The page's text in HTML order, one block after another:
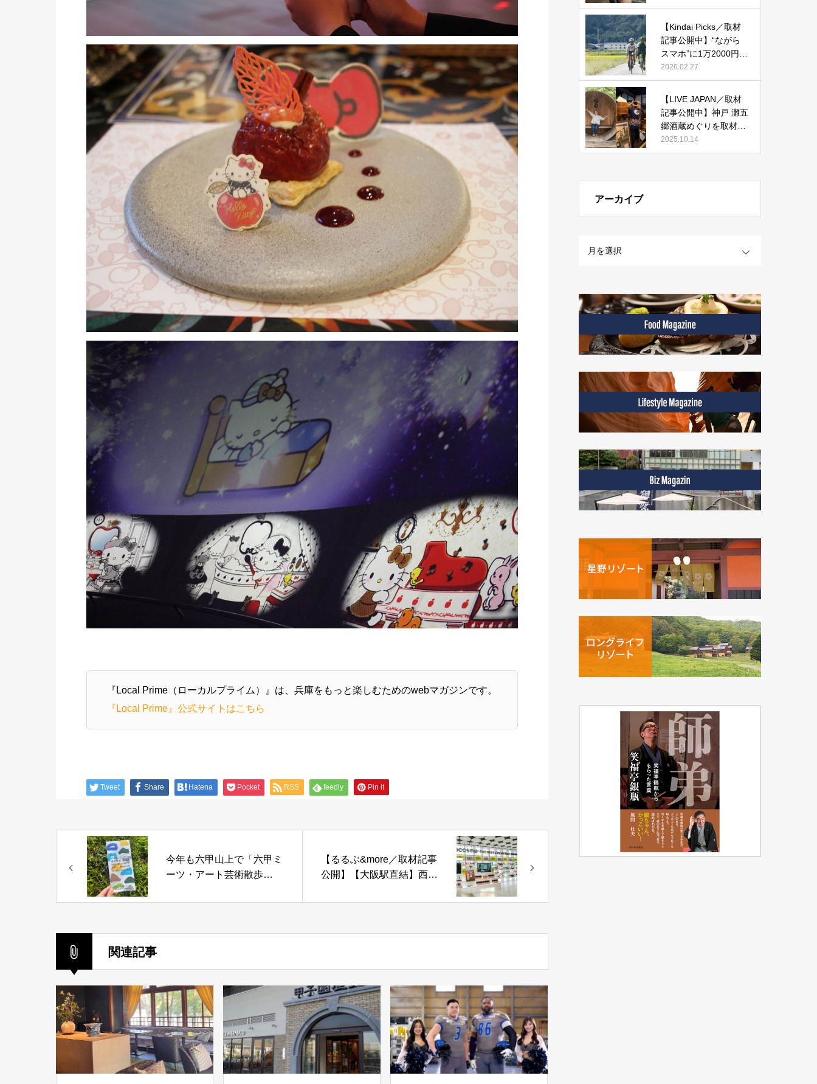
『Local Prime（ローカルプライム）』は、兵庫をもっと楽しむためのwebマガジンです。
『Local Prime』公式サイトはこちら
Tweet Share Hatena Pocket RSS feedly Pin it
今年も六甲山上で「六甲ミ
ーツ・アート芸術散歩
した！
【るるぶ&more／取材記事
公開】【大阪駅直結】西日
コスメが揃う「@cosme
ン！
関連記事
ジュアリーコレクショ
ンホテル 奈良」で贅沢
ステイ』
【Kindai Picks／取材
記事公開中】“ながら
スマホ”に1万2000円！
2026年4月からルール
化される、自転車の
「青切符」とは？
2026.02.27
【LIVE JAPAN／取材
記事公開中】神戸 灘五
郷酒蔵めぐりを取材執
筆しました。
2025.10.14
アーカイブ